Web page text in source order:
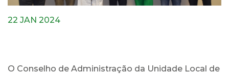
22 JAN 2024
O Conselho de Administração da Unidade Local de